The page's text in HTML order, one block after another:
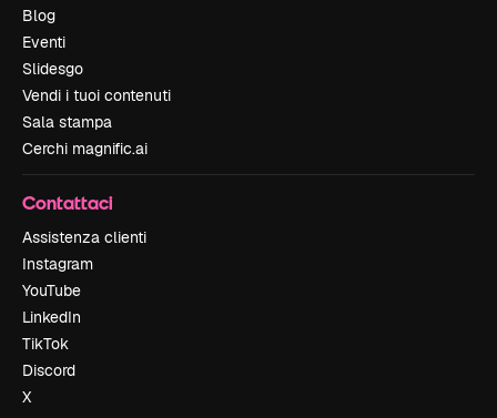
Blog
Eventi
Slidesgo
Vendi i tuoi contenuti
Sala stampa
Cerchi magnific.ai
Contattaci
Assistenza clienti
Instagram
YouTube
LinkedIn
TikTok
Discord
X